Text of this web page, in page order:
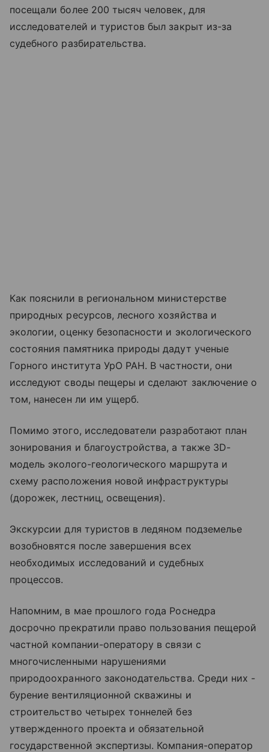
посещали более 200 тысяч человек, для
исследователей и туристов был закрыт из-за
судебного разбирательства.
Как пояснили в региональном министерстве
природных ресурсов, лесного хозяйства и
экологии, оценку безопасности и экологического
состояния памятника природы дадут ученые
Горного института УрО РАН. В частности, они
исследуют своды пещеры и сделают заключение о
том, нанесен ли им ущерб.
Помимо этого, исследователи разработают план
зонирования и благоустройства, а также 3D-
модель эколого-геологического маршрута и
схему расположения новой инфраструктуры
(дорожек, лестниц, освещения).
Экскурсии для туристов в ледяном подземелье
возобновятся после завершения всех
необходимых исследований и судебных
процессов.
Напомним, в мае прошлого года Роснедра
досрочно прекратили право пользования пещерой
частной компании-оператору в связи с
многочисленными нарушениями
природоохранного законодательства. Среди них -
бурение вентиляционной скважины и
строительство четырех тоннелей без
утвержденного проекта и обязательной
государственной экспертизы. Компания-оператор